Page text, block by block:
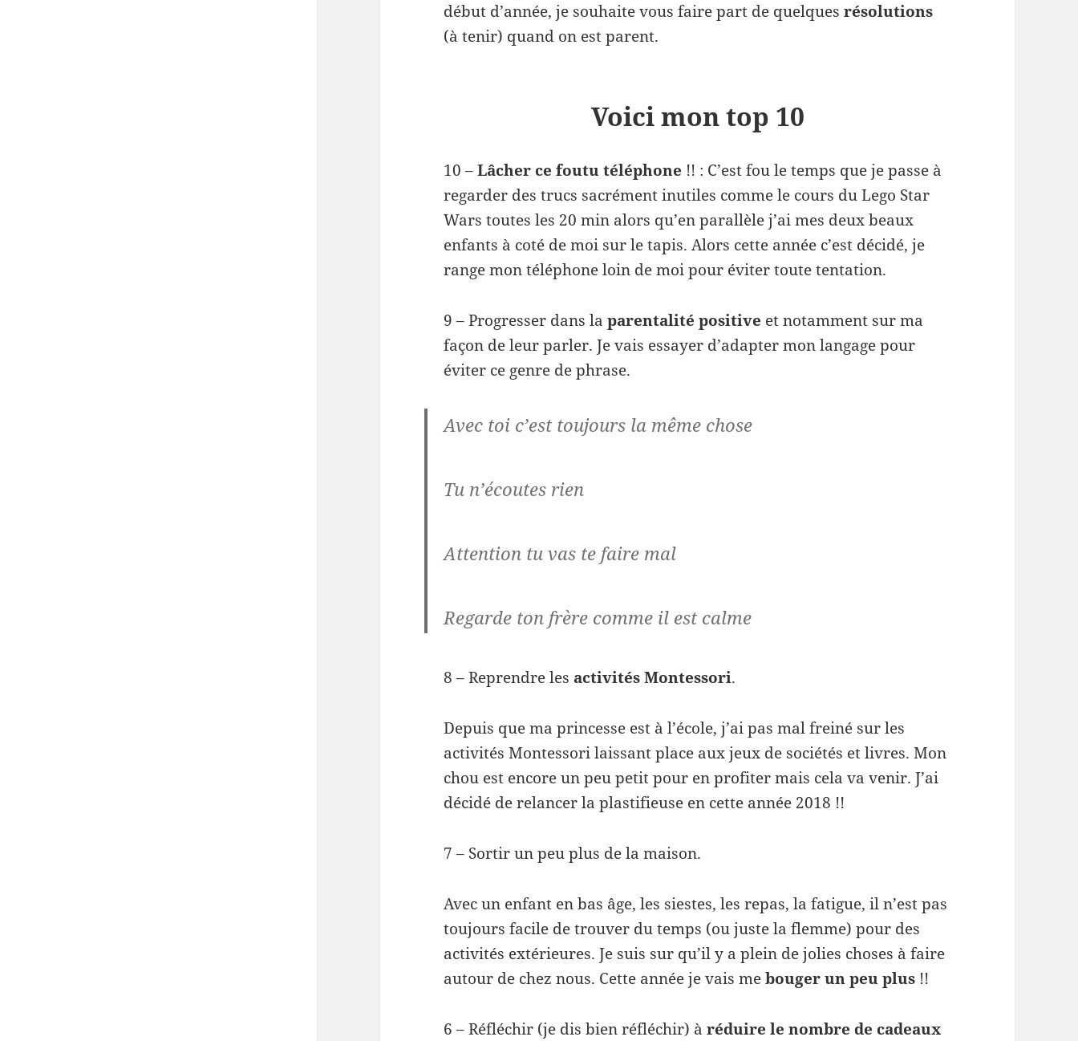
début d’année, je souhaite vous faire part de quelquesrésolutions
(à tenir) quand on est parent.
Voici mon top 10
10 –Lâcher ce foutu téléphone !! : C’est fou le temps que je passe à
regarder des trucs sacrément inutiles comme le cours du Lego Star
Wars toutes les 20 min alors qu’en parallèle j’ai mes deux beaux
enfants à coté de moi sur le tapis. Alors cette année c’est décidé, je
range mon téléphone loin de moi pour éviter toute tentation.
9 – Progresser dans laparentalité positive et notamment sur ma
façon de leur parler. Je vais essayer d’adapter mon langage pour
éviter ce genre de phrase.
Avec toi c’est toujours la même chose
Tu n’écoutes rien
Attention tu vas te faire mal
Regarde ton frère comme il est calme
8 – Reprendre les activités Montessori.
Depuis que ma princesse est à l’école, j’ai pas mal freiné sur les
activités Montessori laissant place aux jeux de sociétés et livres. Mon
chou est encore un peu petit pour en profiter mais cela va venir. J’ai
décidé de relancer la plastifieuse en cette année 2018 !!
7 – Sortir un peu plus de la maison.
Avec un enfant en bas âge, les siestes, les repas, la fatigue, il n’est pas
toujours facile de trouver du temps (ou juste la flemme) pour des
activités extérieures. Je suis sur qu’il y a plein de jolies choses à faire
autour de chez nous. Cette année je vais mebouger un peu plus !!
6 – Réfléchir (je dis bien réfléchir) àréduire le nombre de cadeaux